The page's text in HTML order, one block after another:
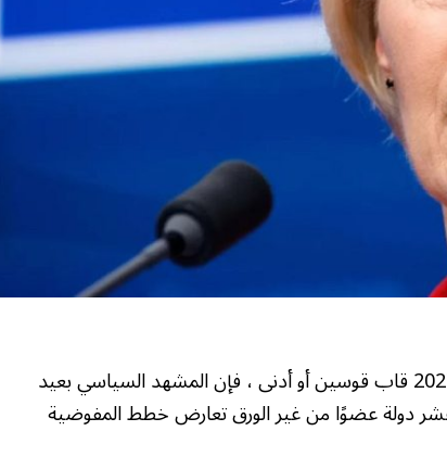
بعد عام 2027 قاب قوسين أو أدنى ، فإن المشهد السياسي بعيد
دولة عضوًا من غير الورق تعارض خطط المفوضية